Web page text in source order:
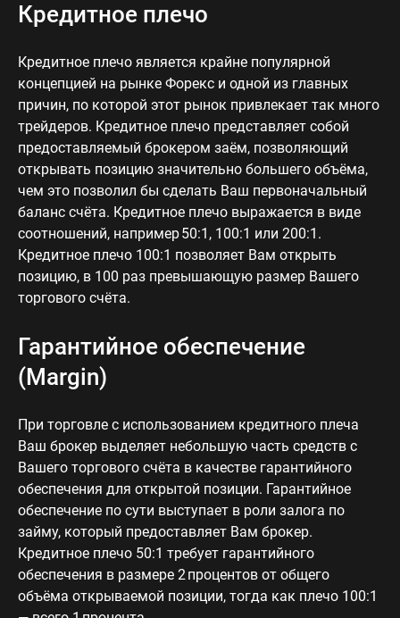
Кредитное плечо
Кредитное плечо является крайне популярной
концепцией на рынке Форекс и одной из главных
причин, по которой этот рынок привлекает так много
трейдеров. Кредитное плечо представляет собой
предоставляемый брокером заём, позволяющий
открывать позицию значительно большего объёма,
чем это позволил бы сделать Ваш первоначальный
баланс счёта. Кредитное плечо выражается в виде
соотношений, например 50:1, 100:1 или 200:1.
Кредитное плечо 100:1 позволяет Вам открыть
позицию, в 100 раз превышающую размер Вашего
торгового счёта.
Гарантийное обеспечение
(Margin)
При торговле с использованием кредитного плеча
Ваш брокер выделяет небольшую часть средств с
Вашего торгового счёта в качестве гарантийного
обеспечения для открытой позиции. Гарантийное
обеспечение по сути выступает в роли залога по
займу, который предоставляет Вам брокер.
Кредитное плечо 50:1 требует гарантийного
обеспечения в размере 2 процентов от общего
объёма открываемой позиции, тогда как плечо 100:1